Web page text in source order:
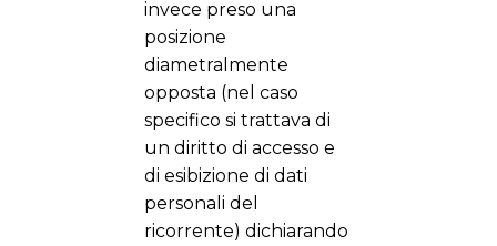
invece preso una
posizione
diametralmente
opposta (nel caso
specifico si trattava di
un diritto di accesso e
di esibizione di dati
personali del
ricorrente) dichiarando